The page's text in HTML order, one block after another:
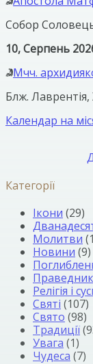
Собор
10, Серпень
Мчч.
Блж.
Календар на
Категорії
Ікони (29)
Молитви
Новини (9)
Релігія і
Святі (107)
Свято (98)
Традиції
Увага (1)
Чудеса (7)